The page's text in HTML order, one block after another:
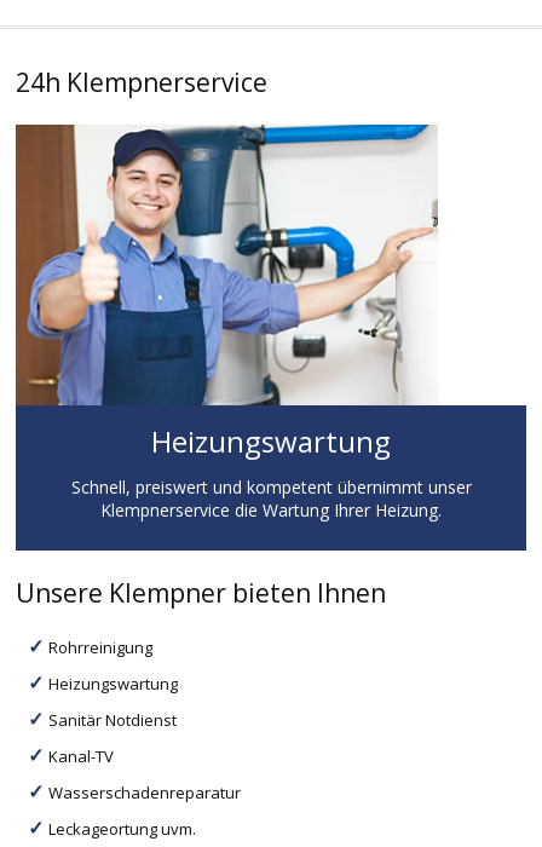
24h Klempnerservice
Heizungswartung
Schnell, preiswert und kompetent übernimmt unser
Klempnerservice die Wartung Ihrer Heizung.
Unsere Klempner bieten Ihnen
Rohrreinigung
Heizungswartung
Sanitär Notdienst
Kanal-TV
Wasserschadenreparatur
Leckageortung uvm.